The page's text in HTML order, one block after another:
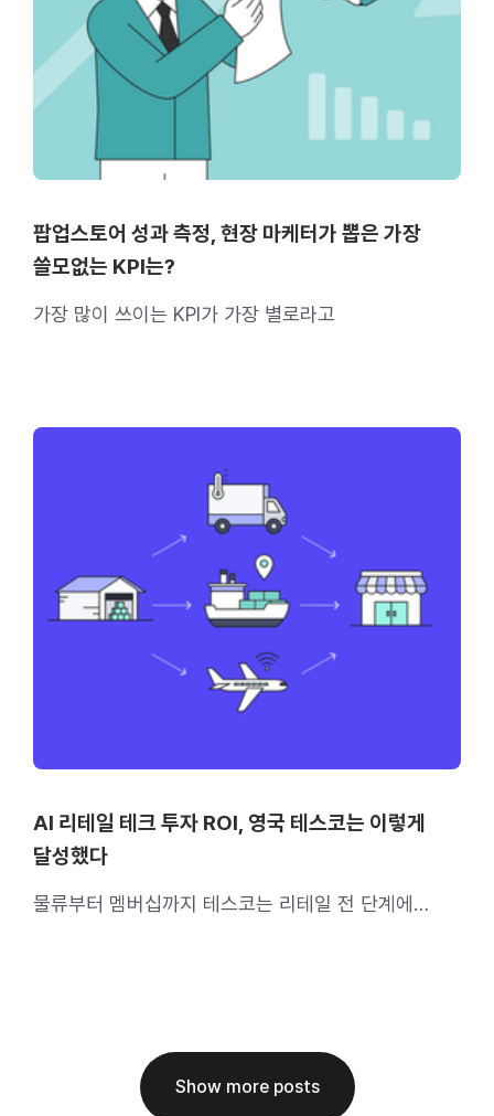
팝업스토어 성과 측정, 현장 마케터가 뽑은 가장
쓸모없는 KPI는?
가장 많이 쓰이는 KPI가 가장 별로라고
AI 리테일 테크 투자 ROI, 영국 테스코는 이렇게
달성했다
물류부터 멤버십까지 테스코는 리테일 전 단계에
Show more posts